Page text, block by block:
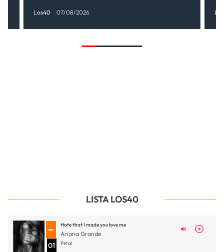
Los40 07/08/2026
LISTA LOS40
01
Hate that I made you love me
Ariana Grande
Petal